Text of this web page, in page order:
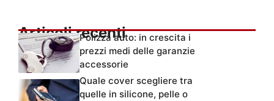
Articoli recentiPolizza auto: in crescita i
prezzi medi delle garanzie
accessorie
Quale cover scegliere tra
quelle in silicone, pelle o